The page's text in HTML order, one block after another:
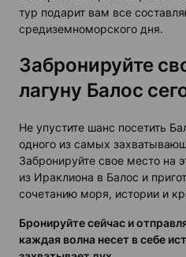
тур подарит вам все
средиземноморского дня.
Забронируйте
лагуну Балос
Не упустите шанс посетить
одного из самых
Забронируйте свое место на
из Ираклиона в Балос и
сочетанию моря, истории и
Бронируйте сейчас и
каждая волна несет в себе